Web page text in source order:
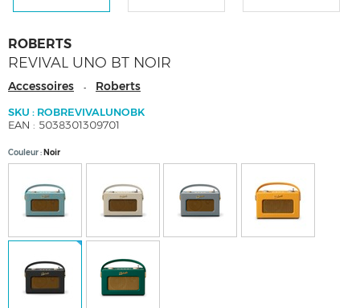
ROBERTS
REVIVAL UNO BT NOIR
Accessoires - Roberts
SKU : ROBREVIVALUNOBK
EAN : 5038301309701
Couleur Noir